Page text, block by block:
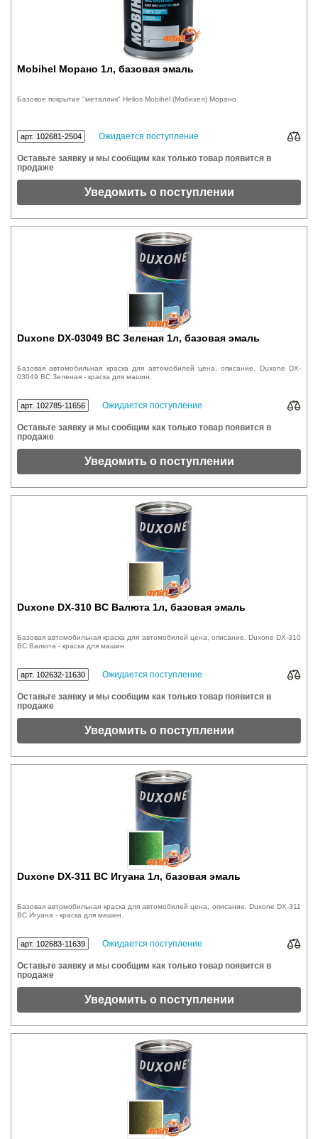
Mobihel Морано 1л, базовая эмаль
Базовое покрытие "металлик" Helios Mobihel (Мобихел) Морано
арт. 102681-2504 Ожидается поступление
Оставьте заявку и мы сообщим как только товар появится в
продаже
Уведомить о поступлении
Duxone DX-03049 BC Зеленая 1л, базовая эмаль
Базовая автомобильная краска для автомобилей цена, описание. Duxone DX-
03049 BC Зеленая - краска для машин.
арт. 102785-11656 Ожидается поступление
Оставьте заявку и мы сообщим как только товар появится в
продаже
Уведомить о поступлении
Duxone DX-310 BC Валюта 1л, базовая эмаль
Базовая автомобильная краска для автомобилей цена, описание. Duxone DX-310
BC Валюта - краска для машин.
арт. 102632-11630 Ожидается поступление
Оставьте заявку и мы сообщим как только товар появится в
продаже
Уведомить о поступлении
Duxone DX-311 BC Игуана 1л, базовая эмаль
Базовая автомобильная краска для автомобилей цена, описание. Duxone DX-311
BC Игуана - краска для машин.
арт. 102683-11639 Ожидается поступление
Оставьте заявку и мы сообщим как только товар появится в
продаже
Уведомить о поступлении